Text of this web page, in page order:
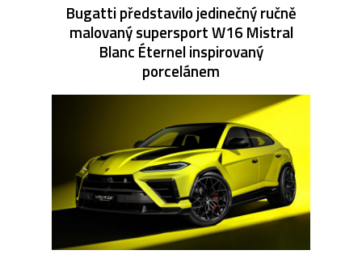
Bugatti představilo jedinečný ručně
malovaný supersport W16 Mistral
Blanc Éternel inspirovaný
porcelánem